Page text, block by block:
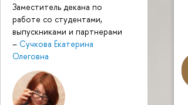
Заместитель декана по
работе со студентами,
выпускниками и партнерами
– Сучкова Екатерина
Олеговна